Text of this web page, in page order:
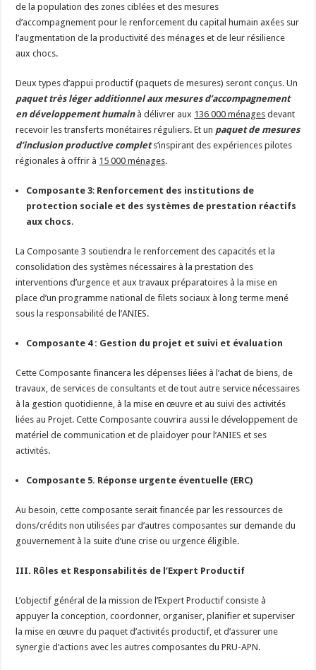
de la population des zones ciblées et des mesures
d’accompagnement pour le renforcement du capital humain axées sur
l’augmentation de la productivité des ménages et de leur résilience
aux chocs.
Deux types d’appui productif (paquets de mesures) seront conçus. Un
paquet très léger additionnel aux mesures d’accompagnement
en développement humainà délivrer aux 136 000 ménages devant
recevoir les transferts monétaires réguliers. Et un paquet de mesures
d’inclusion productive complets’inspirant des expériences pilotes
régionales à offrir à 15 000 ménages.
Composante 3: Renforcement des institutions de
protection sociale et des systèmes de prestation réactifs
aux chocs.
La Composante 3 soutiendra le renforcement des capacités et la
consolidation des systèmes nécessaires à la prestation des
interventions d’urgence et aux travaux préparatoires à la mise en
place d’un programme national de filets sociaux à long terme mené
sous la responsabilité de l’ANIES.
Composante 4 : Gestion du projet et suivi et évaluation
Cette Composante financera les dépenses liées à l’achat de biens, de
travaux, de services de consultants et de tout autre service nécessaires
à la gestion quotidienne, à la mise en œuvre et au suivi des activités
liées au Projet. Cette Composante couvrira aussi le développement de
matériel de communication et de plaidoyer pour l’ANIES et ses
activités.
Composante 5. Réponse urgente éventuelle (ERC)
Au besoin, cette composante serait financée par les ressources de
dons/crédits non utilisées par d’autres composantes sur demande du
gouvernement à la suite d’une crise ou urgence éligible.
III. Rôles et Responsabilités de l’Expert Productif
L’objectif général de la mission de l’Expert Productif consiste à
appuyer la conception, coordonner, organiser, planifier et superviser
la mise en œuvre du paquet d’activités productif, et d’assurer une
synergie d’actions avec les autres composantes du PRU-APN.